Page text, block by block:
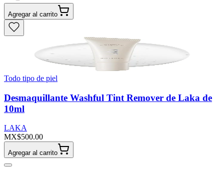
Agregar al carrito
Todo tipo de piel
Desmaquillante Washful Tint Remover de Laka de
10ml
LAKA
MX$500.00
Agregar al carrito